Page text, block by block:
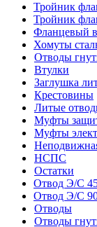
Тройник
Тройник
Фланцевый
Хомуты
Отводы
Втулки
Заглушка
Крестовины
Литые
Муфты
Муфты
НСПС
Остатки
Отвод Э/С
Отвод Э/С
Отводы
Отводы